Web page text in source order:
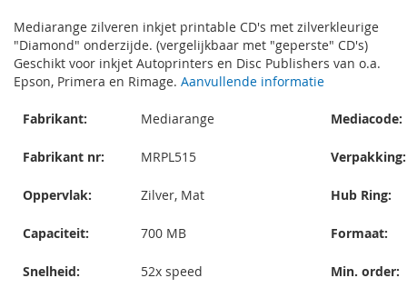
Mediarange zilveren inkjet printable CD's met zilverkleurige
"Diamond" onderzijde. (vergelijkbaar met "geperste" CD's)
Geschikt voor inkjet Autoprinters en Disc Publishers van o.a.
Epson, Primera en Rimage. Aanvullende informatie
Fabrikant: Mediarange Mediacode:
Fabrikant nr: MRPL515 Verpakking:
Oppervlak: Zilver, Mat Hub Ring:
Capaciteit: 700 MB Formaat:
Snelheid: 52x speed Min. order: